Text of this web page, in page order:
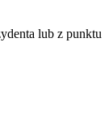
lub z punktu